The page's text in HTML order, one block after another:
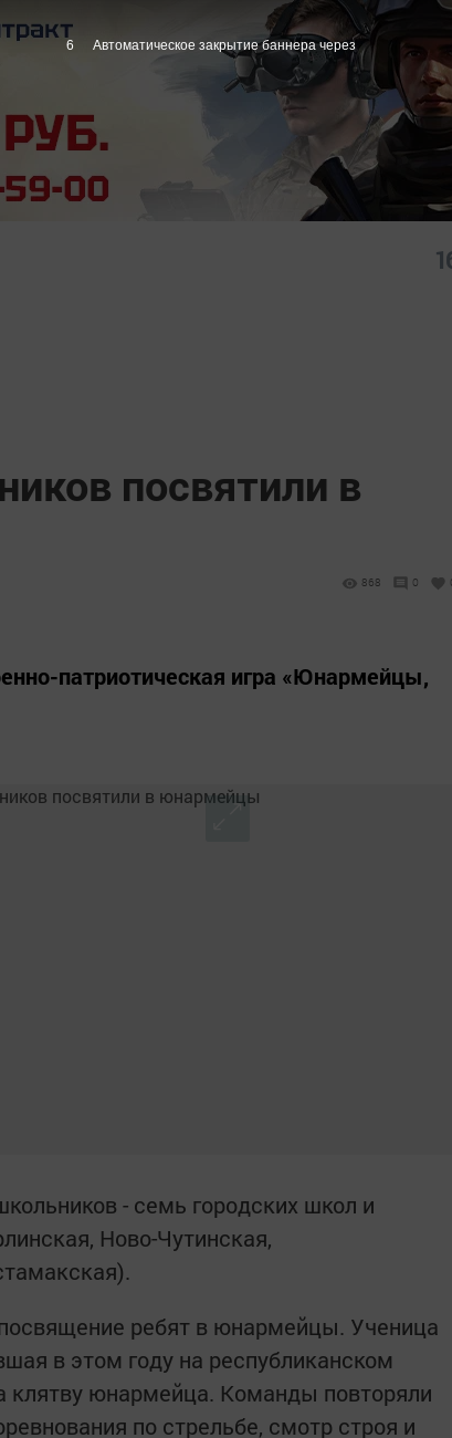
посвятили в
868 0
патриотическая игра «Юнармейцы,
- семь городских школ и
Ново-Чутинская,
ребят в юнармейцы. Ученица
в этом году на республиканском
юнармейца. Команды повторяли
по стрельбе, смотр строя и
5 Автоматическое закрытие баннера через